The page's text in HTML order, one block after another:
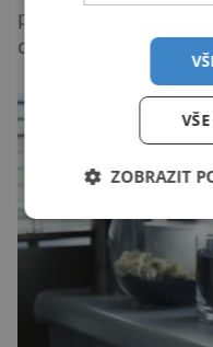
pocházející z řas,
organismů.
konzumovaných
slávky. K příznakům
dýchacích cest, dojít
protilátka, nyní ji
její zdroj je […]
ZOBRAZIT